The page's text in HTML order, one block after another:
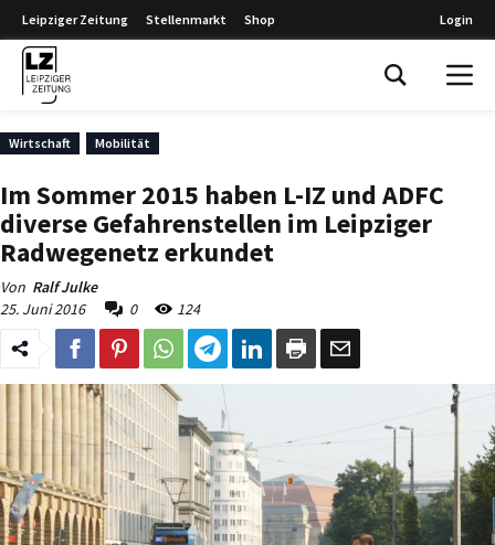
Leipziger Zeitung Stellenmarkt Shop Login
Wirtschaft Mobilität
Im Sommer 2015 haben L-IZ und ADFC
diverse Gefahrenstellen im Leipziger
Radwegenetz erkundet
Von Ralf Julke
25. Juni 2016
0 124